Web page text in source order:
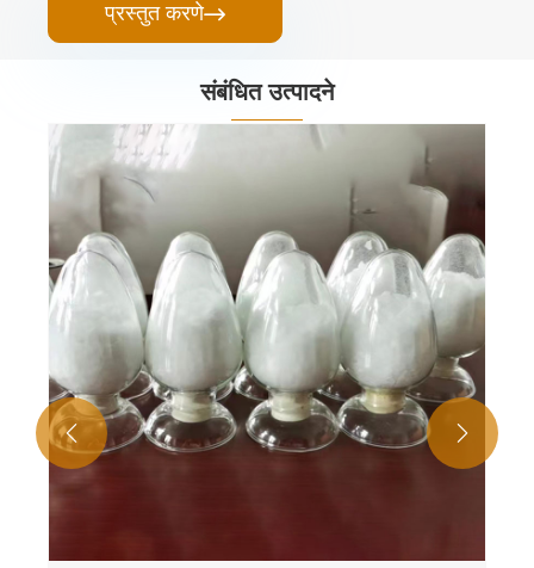
प्रस्तुत करणे
संबंधित उत्पादने
 